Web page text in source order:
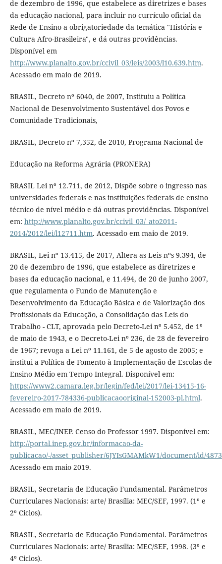
de dezembro de 1996, que estabelece as diretrizes e bases
da educação nacional, para incluir no currículo oficial da
Rede de Ensino a obrigatoriedade da temática "História e
Cultura Afro-Brasileira", e dá outras providências.
Disponível em
http://www.planalto.gov.br/ccivil_03/leis/2003/l10.639.htm.
Acessado em maio de 2019.
BRASIL, Decreto nº 6040, de 2007, Instituiu a Política
Nacional de Desenvolvimento Sustentável dos Povos e
Comunidade Tradicionais,
BRASIL, Decreto nº 7,352, de 2010, Programa Nacional de
Educação na Reforma Agrária (PRONERA)
BRASIL Lei nº 12.711, de 2012, Dispõe sobre o ingresso nas
universidades federais e nas instituições federais de ensino
técnico de nível médio e dá outras providências. Disponível
em: http://www.planalto.gov.br/ccivil_03/_ato2011-
2014/2012/lei/l12711.htm. Acessado em maio de 2019.
BRASIL, Lei nº 13.415, de 2017, Altera as Leis nºs 9.394, de
20 de dezembro de 1996, que estabelece as diretrizes e
bases da educação nacional, e 11.494, de 20 de junho 2007,
que regulamenta o Fundo de Manutenção e
Desenvolvimento da Educação Básica e de Valorização dos
Profissionais da Educação, a Consolidação das Leis do
Trabalho - CLT, aprovada pelo Decreto-Lei nº 5.452, de 1º
de maio de 1943, e o Decreto-Lei nº 236, de 28 de fevereiro
de 1967; revoga a Lei nº 11.161, de 5 de agosto de 2005; e
institui a Política de Fomento à Implementação de Escolas de
Ensino Médio em Tempo Integral. Disponível em:
https://www2.camara.leg.br/legin/fed/lei/2017/lei-13415-16-
fevereiro-2017-784336-publicacaooriginal-152003-pl.html.
Acessado em maio de 2019.
BRASIL, MEC/INEP. Censo do Professor 1997. Disponível em:
http://portal.inep.gov.br/informacao-da-
publicacao/-/asset_publisher/6JYIsGMAMkW1/document/id/
Acessado em maio 2019.
BRASIL, Secretaria de Educação Fundamental. Parâmetros
Curriculares Nacionais: arte/ Brasília: MEC/SEF, 1997. (1º e
2º Ciclos).
BRASIL, Secretaria de Educação Fundamental. Parâmetros
Curriculares Nacionais: arte/ Brasília: MEC/SEF, 1998. (3º e
4º Ciclos).